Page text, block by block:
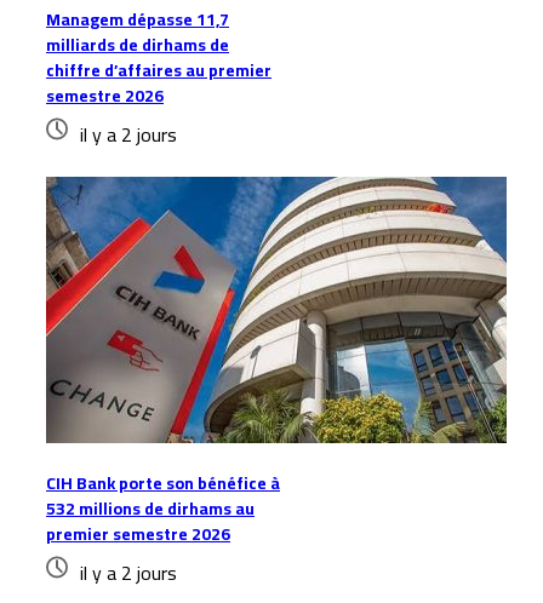
Managem dépasse 11,7
milliards de dirhams de
chiffre d’affaires au premier
semestre 2026
il y a 2 jours
CIH Bank porte son bénéfice à
532 millions de dirhams au
premier semestre 2026
il y a 2 jours